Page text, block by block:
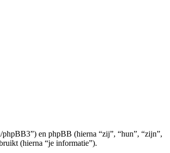
en phpBB (hierna “zij”, “hun”, “zijn”,
(hierna “je informatie”).